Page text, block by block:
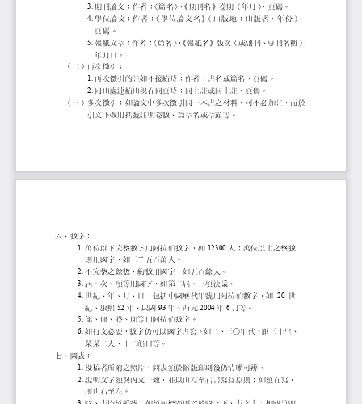
3.期刊論文：作者：
〈篇名〉
，《期刊名》卷期（年月）
，頁碼。
4.學位論文：作 者 ：《 學 位 論 文 名 》（ 出 版 地 ： 出 版 者 ， 年 份
，
頁 碼 。
5. 報紙文章：作者：
〈篇名〉
，《報紙名》版次（或副刊、專
，
年月日。
（二）再次徵引：
1. 再次徵引的註如不接續時：作者：書名或篇
2. 同出處連續出現在同頁時：同上註或同上註
（三）多次徵引：如論文中多次徵引同一本書之材料
引文下改用括號註明卷數、篇章名或章節等。
六、數字：
1.萬位以下完整數字用阿拉伯數字，如
12300人；萬位以上之整數
則用國字，如三千五百萬人。
2.不完整之餘數、約數用國字，如五百餘人。
3.屆、次、項等用國字，如第二屆、三項決議。
4. 世紀、年、月、日，包括中國歷代年號用阿拉
20世
紀、康熙
52年、民國
93年、西元
2004
年 6 月等。
5. 部、冊、卷、期等用阿拉伯數字。
6.如行文必要，數字仍可以國字書寫。如二、三
某某二人、十二韻目等。
七、圖表：
1.投稿者所附之照片、圖表須於縮版印刷後仍清
2.
說明文字須與內文一致，並以由左至右書寫為
則由右至左。